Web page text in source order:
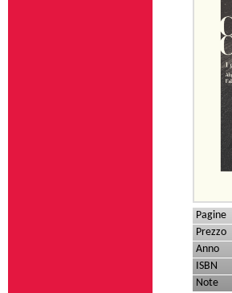
Pagine
Prezzo
Anno
ISBN
Note